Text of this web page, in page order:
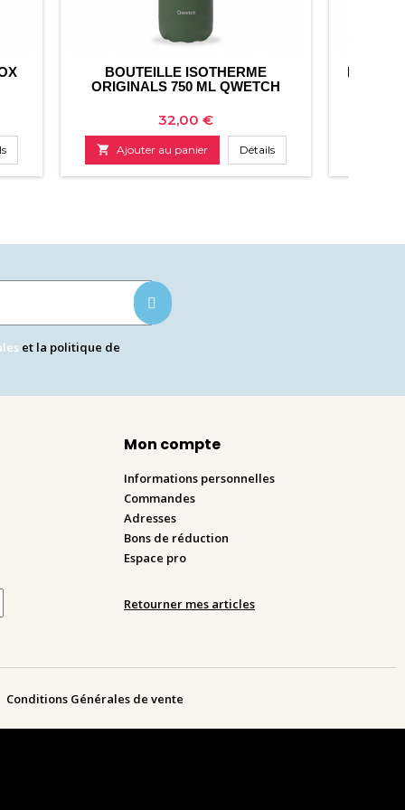
BOUTEILLE ISOTHERME
ORIGINALS 750 ML QWETCH
Prix
32,00 €
 Ajouter au panier Détails
et la politique de
Mon compte
Informations personnelles
Commandes
Adresses
Bons de réduction
Espace pro
Retourner mes articles
Conditions Générales de vente